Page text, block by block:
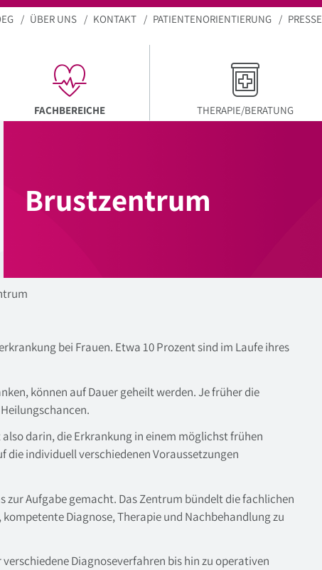
ÜBER UNS KONTAKT PATIENTENORIENTIERUNG PRESSE
FACHBEREICHEAKTUELLER MENÜPUNKTTHERAPIE/BERATUNG
Brustzentrum
bei Frauen. Etwa 10 Prozent sind im Laufe ihres
können auf Dauer geheilt werden. Je früher die
darin, die Erkrankung in einem möglichst frühen
die individuell verschiedenen Voraussetzungen
zur Aufgabe gemacht. Das Zentrum bündelt die fachlichen
Diagnose, Therapie und Nachbehandlung zu
Diagnoseverfahren bis hin zu operativen